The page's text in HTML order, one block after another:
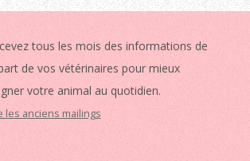
tous les mois des informations de
de vos vétérinaires pour mieux
votre animal au quotidien.
les anciens mailings